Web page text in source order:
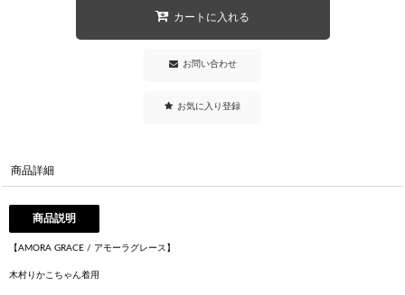
カートに入れる
お問い合わせ
お気に入り登録
商品詳細
商品説明
【AMORA GRACE / アモーラグレース】
木村りかこちゃん着用